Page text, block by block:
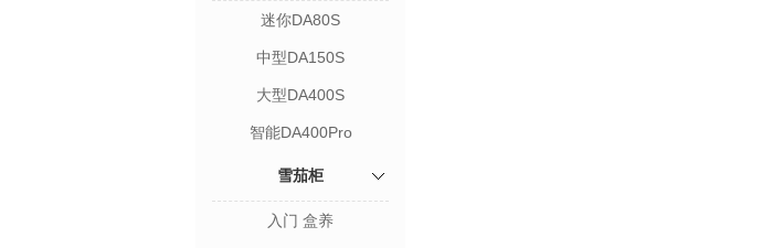
迷你DA80S
中型DA150S
大型DA400S
智能DA400Pro
雪茄柜
入门 盒养